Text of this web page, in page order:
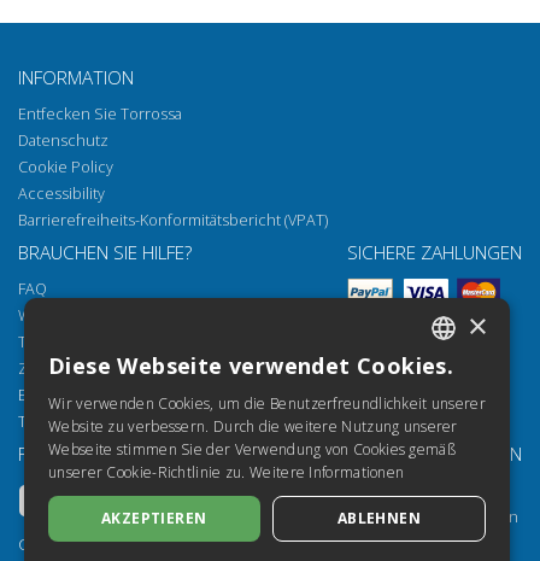
INFORMATION
Entfecken Sie Torrossa
Datenschutz
Cookie Policy
Accessibility
Barrierefreiheits-Konformitätsbericht (VPAT)
BRAUCHEN SIE HILFE?
FAQ
Wie öffnen Sie unsere Dokumente
Torrossa Reader
Zugriffsmöglichkeiten
Email:helpdesk@torrossa.com
Tel: +39 055 5018800
SICHERE ZAHLUNGEN
FOLGEN SIE UNS
Copyright 2000-2026
UNSERE RESSOURCEN
Torrossa für Institutionen
Torrossa Open
ITALIAN
SPANISH
FRENCH
ENGLISH
GERMAN
×
Diese Webseite verwendet Cookies.
Wir verwenden Cookies, um die Benutzerfreundlichkeit unserer
Website zu verbessern. Durch die weitere Nutzung unserer
Webseite stimmen Sie der Verwendung von Cookies gemäß
unserer Cookie-Richtlinie zu. Weitere Informationen
AKZEPTIEREN ABLEHNEN